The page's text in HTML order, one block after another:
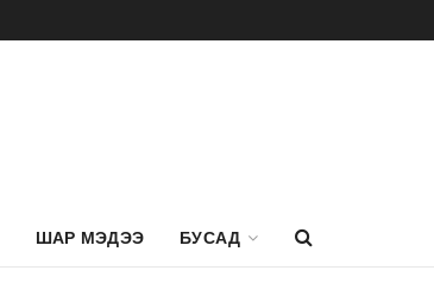
ШАР МЭДЭЭ БУСАД